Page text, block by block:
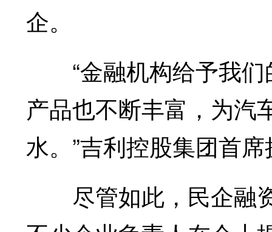
企。
“金融机构给予我们
产品也不断丰富，为汽
水。”吉利控股集团首
尽管如此，民企融